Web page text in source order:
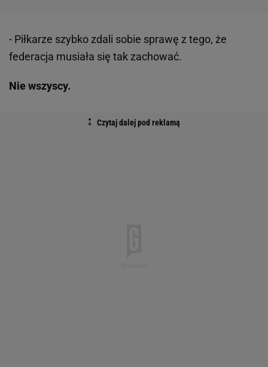
- Piłkarze szybko zdali sobie sprawę z tego, że
federacja musiała się tak zachować.
Nie wszyscy.